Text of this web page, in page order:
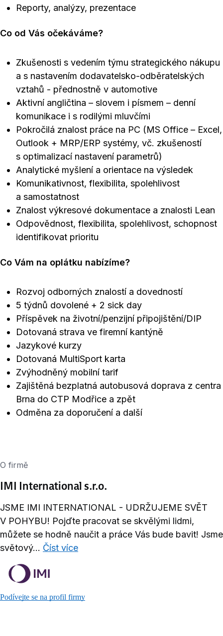
Reporty, analýzy, prezentace
Co od Vás očekáváme?
Zkušenosti s vedením týmu strategického nákupu
a s nastavením dodavatelsko-odběratelských
vztahů - přednostně v automotive
Aktivní angličtina – slovem i písmem – denní
komunikace i s rodilými mluvčími
Pokročilá znalost práce na PC (MS Office – Excel,
Outlook + MRP/ERP systémy, vč. zkušeností
s optimalizací nastavení parametrů)
Analytické myšlení a orientace na výsledek
Komunikativnost, flexibilita, spolehlivost
a samostatnost
Znalost výkresové dokumentace a znalosti Lean
Odpovědnost, flexibilita, spolehlivost, schopnost
identifikovat prioritu
Co Vám na oplátku nabízíme?
Rozvoj odborných znalostí a dovedností
5 týdnů dovolené + 2 sick day
Příspěvek na životní/penzijní připojištění/DIP
Dotovaná strava ve firemní kantýně
Jazykové kurzy
Dotovaná MultiSport karta
Zvýhodněný mobilní tarif
Zajištěná bezplatná autobusová doprava z centra
Brna do CTP Modřice a zpět
Odměna za doporučení a další
O firmě
IMI International s.r.o.
JSME IMI INTERNATIONAL - UDRŽUJEME SVĚT
V POHYBU! Pojďte pracovat se skvělými lidmi,
můžete se hodně naučit a práce Vás bude bavit! Jsme
světový... Číst více
Podívejte se na profil firmy